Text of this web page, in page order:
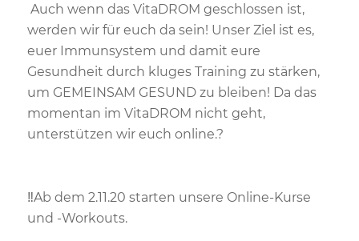
Auch wenn das VitaDROM geschlossen ist,
werden wir für euch da sein! Unser Ziel ist es,
euer Immunsystem und damit eure
Gesundheit durch kluges Training zu stärken,
um GEMEINSAM GESUND zu bleiben! Da das
momentan im VitaDROM nicht geht,
unterstützen wir euch online.?
‼️Ab dem 2.11.20 starten unsere Online-Kurse
und -Workouts.